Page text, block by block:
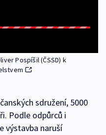
Pospíšil (ČSSD) k
sdružení, 5000
Podle odpůrců i
výstavba naruší